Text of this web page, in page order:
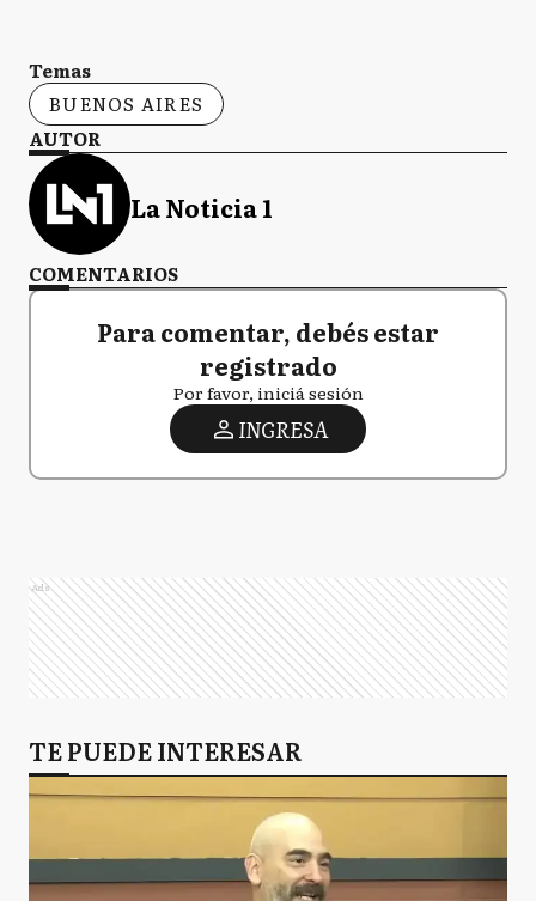
Temas
BUENOS AIRES
AUTOR
La Noticia 1
COMENTARIOS
Para comentar, debés estar
registrado
Por favor, iniciá sesión
INGRESA
Ads
TE PUEDE INTERESAR